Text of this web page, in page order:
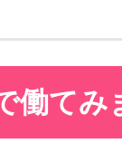
働てみ